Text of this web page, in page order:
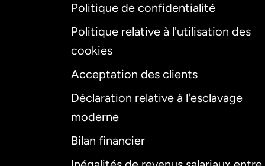
Politique de confidentialité
Politique relative à l'utilisation des
cookies
Acceptation des clients
Déclaration relative à l'esclavage
moderne
Bilan financier